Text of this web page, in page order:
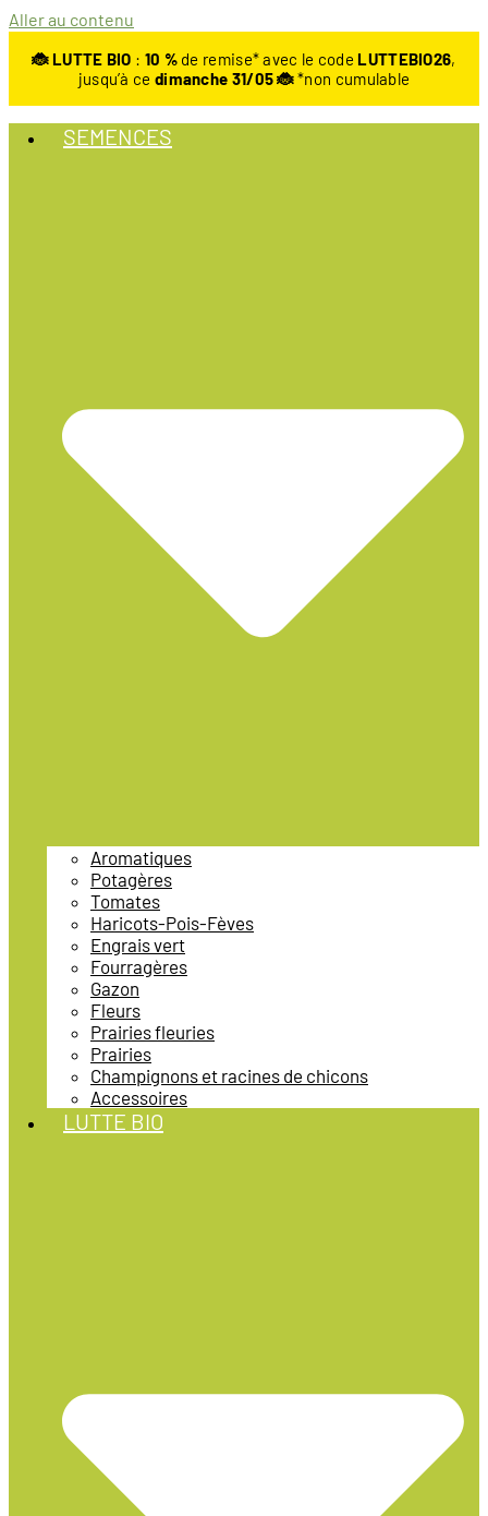
Aller au contenu
🐞 LUTTE BIO : 10 %de remise* avec le code LUTTEBIO26,
jusqu’à ce dimanche 31/05 🐞*non cumulable
SEMENCES
Aromatiques
Potagères
Tomates
Haricots-Pois-Fèves
Engrais vert
Fourragères
Gazon
Fleurs
Prairies fleuries
Prairies
Champignons et racines de chicons
Accessoires
LUTTE BIO